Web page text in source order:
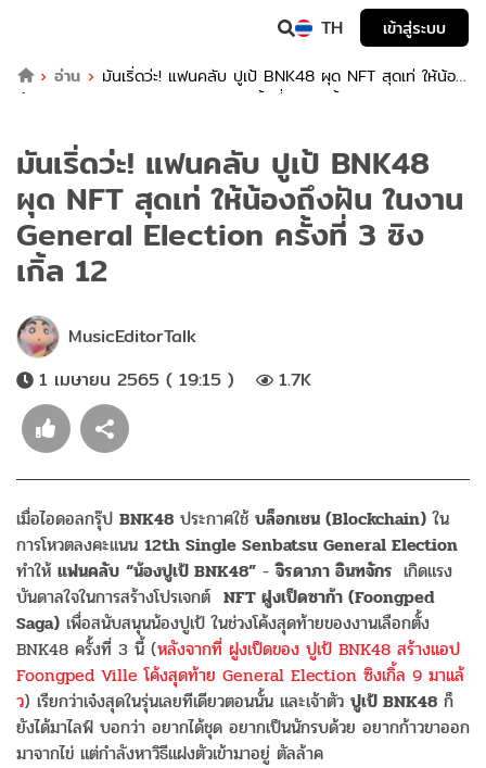
TH
เข้าสู่ระบบ
อ่าน
มันเริ่ดว่ะ! แฟนคลับ ปูเป้ BNK48 ผุด NFT สุดเท่ ให้น้อง
ถึงฝัน ในงาน General Election ครั้งที่ 3 ซิงเกิ้ล 12
มันเริ่ดว่ะ! แฟนคลับ ปูเป้ BNK48
ผุด NFT สุดเท่ ให้น้องถึงฝัน ในงาน
General Election ครั้งที่ 3 ซิง
เกิ้ล 12
MusicEditorTalk
1 เมษายน 2565 ( 19:15 )
1.7K
เมื่อไอดอลกรุ๊ป BNK48 ประกาศใช้ บล็อกเชน (Blockchain) ใน
การโหวตลงคะแนน 12th Single Senbatsu General Election
ทำให้ แฟนคลับ “น้องปูเป้ BNK48” -จิรดาภา อินทจักร เกิดแรง
บันดาลใจในการสร้างโปรเจกต์ NFT ฝูงเป็ดซาก้า (Foongped
Saga) เพื่อสนับสนุนน้องปูเป้ ในช่วงโค้งสุดท้ายของงานเลือกตั้ง
BNK48 ครั้งที่ 3 นี้ (หลังจากที่ ฝูงเป็ดของ ปูเป้ BNK48 สร้างแอป
Foongped Ville โค้งสุดท้าย General Election ซิงเกิ้ล 9 มาแล้
ว) เรียกว่าเจ๋งสุดในรุ่นเลยทีเดียวตอนนั้น และเจ้าตัว ปูเป้ BNK48 ก็
ยังได้มาไลฟ์ บอกว่า อยากได้ชุด อยากเป็นนักรบด้วย อยากก้าวขาออก
มาจากไข่ แต่กำลังหาวิธีแฝงตัวเข้ามาอยู่ ตัลล้าค